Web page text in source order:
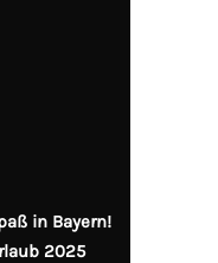
in Bayern!
2025